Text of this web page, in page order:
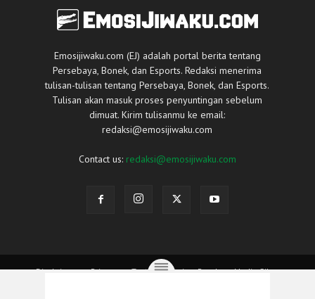
Emosijiwaku.com (EJ) adalah portal berita tentang
Persebaya, Bonek, dan Esports. Redaksi menerima
tulisan-tulisan tentang Persebaya, Bonek, dan Esports.
Tulisan akan masuk proses penyuntingan sebelum
dimuat. Kirim tulisanmu ke email:
redaksi@emosijiwaku.com
Contact us: redaksi@emosijiwaku.com
Disclaimer Privacy Tentang Kami Panduan Media Siber